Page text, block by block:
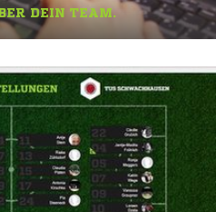
DEIN TEAM.